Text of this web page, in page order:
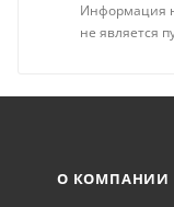
Информация
не является
О КОМПАНИИ